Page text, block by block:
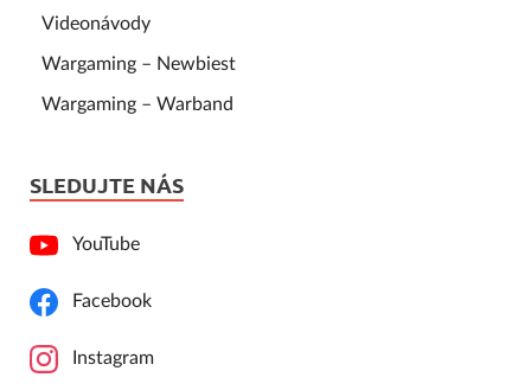
Videonávody
Wargaming – Newbiest
Wargaming – Warband
SLEDUJTE NÁS
YouTube
Facebook
Instagram